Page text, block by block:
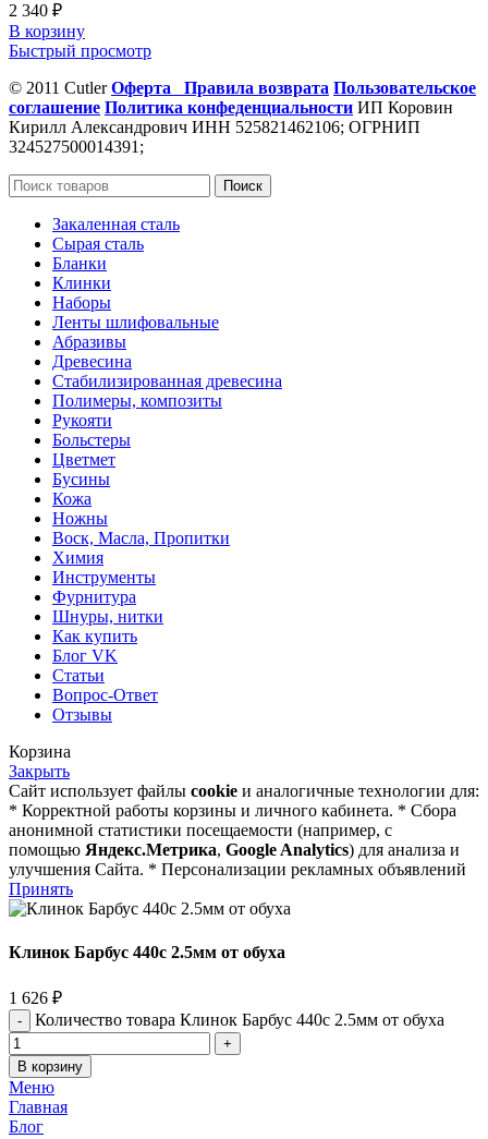
2 340 ₽
В корзину
Быстрый просмотр
© 2011 CutlerОферта Правила возврата Пользовательское
соглашение Политика конфеденциальности ИП Коровин
Кирилл Александрович ИНН 525821462106; ОГРНИП
324527500014391;
Поиск
Закаленная сталь
Сырая сталь
Бланки
Клинки
Наборы
Ленты шлифовальные
Абразивы
Древесина
Стабилизированная древесина
Полимеры, композиты
Рукояти
Больстеры
Цветмет
Бусины
Кожа
Ножны
Воск, Масла, Пропитки
Химия
Инструменты
Фурнитура
Шнуры, нитки
Как купить
Блог VK
Статьи
Вопрос-Ответ
Отзывы
Корзина
Закрыть
Сайт использует файлы cookie и аналогичные технологии для:
* Корректной работы корзины и личного кабинета. * Сбора
анонимной статистики посещаемости (например, с
помощью Яндекс.Метрика, Google Analytics) для анализа и
улучшения Сайта. * Персонализации рекламных объявлений
Принять
Клинок Барбус 440c 2.5мм от обуха
1 626 ₽
Количество товара Клинок Барбус 440c 2.5мм от обуха
В корзину
Меню
Главная
Блог